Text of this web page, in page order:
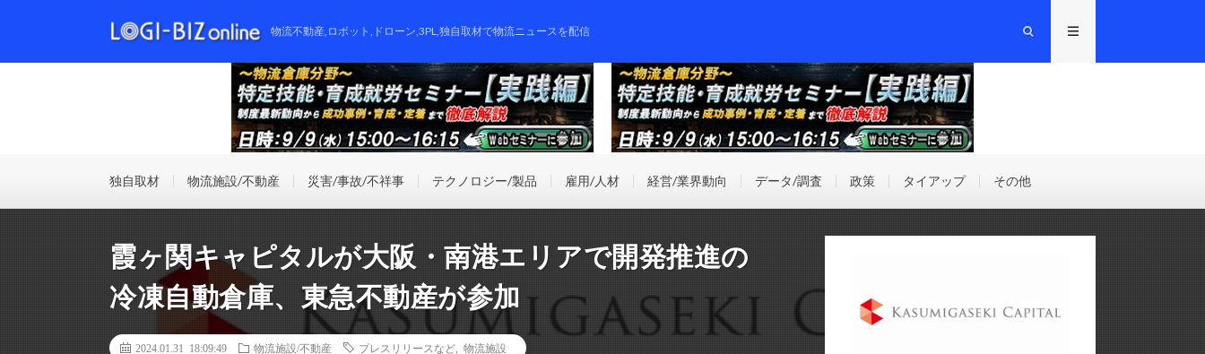
物流不動産,ロボット,ドローン,3PL,独自取材で物流ニュースを配信
独自取材 物流施設/不動産 災害/事故/不祥事 テクノロジー/製品 雇用/人材 経営/業界動向 データ/調査 政策 タイアップ その他
霞ヶ関キャピタルが大阪・南港エリアで開発推進の
冷凍自動倉庫、東急不動産が参加
2024.01.31 18:09:49 物流施設/不動産 プレスリリースなど 物流施設